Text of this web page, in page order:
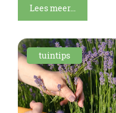
Lees meer...
tuintips